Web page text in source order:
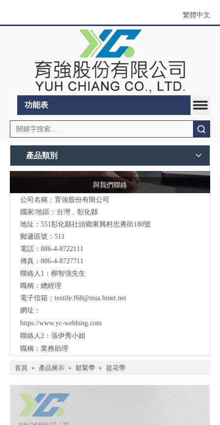
繁體中文
功能表
產品類別
與我們聯絡
公司名稱：育強股份有限公司
國家/地區：台灣，彰化縣
地址： 551彰化縣社頭鄉東興村忠勇街180號
郵遞區號：511
電話：886-4-8722111
傳真：886-4-8727711
聯絡人1：柳智強先生
職稱：總經理
電子信箱： textile.f68@msa.hinet.net
網址：
https://www.yc-webbing.com
聯絡人2：張伊秀小姐
職稱：業務助理
首頁 » 產品展示 » 鬆緊帶 » 提花帶